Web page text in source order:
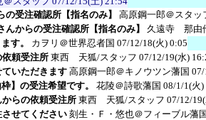
の受注確認所【指名のみ】
高原鋼一郎＠スタッ
んからの受注確認所【指名のみ】
久遠寺 那由
す。
カヲリ＠世界忍者国 07/12/18(火) 0:05
依頼受注所東西 天狐/スタッフ 07/12/19(水)
ていただきます 高原鋼一郎＠キノウツン藩国
】の受注希望です。
花陵＠詩歌藩国 08/1/1(火)
らの依頼受注所 東西 天狐/スタッフ 07/12/
させてください 刻生・Ｆ・悠也＠フィーブル藩